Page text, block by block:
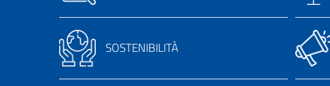
SOSTENIBILITÀ